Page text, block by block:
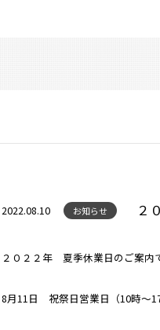
2022.08.10 お知らせ ２
２０２２年 夏季休業日のご案内
8月11日 祝祭日営業日（10時～17